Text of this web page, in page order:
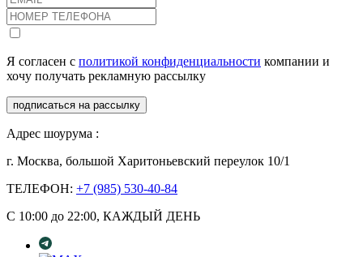
Я согласен с политикой конфиденциальности компании и
хочу получать рекламную рассылку
подписаться на рассылку
Адрес шоурума :
г. Москва, большой Харитоньевский переулок 10/1
ТЕЛЕФОН: +7 (985) 530-40-84
С 10:00 до 22:00, КАЖДЫЙ ДЕНЬ